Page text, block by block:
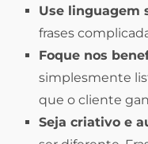
Use linguagem
frases
Foque nos
simplesmente
que o cliente
Seja criativo e